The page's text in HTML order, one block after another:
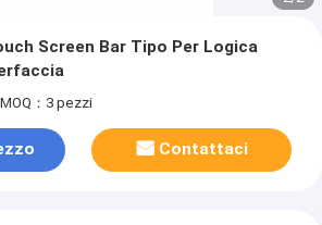
Screen Bar Tipo Per Logica
MOQ：3 pezzi
Contattaci